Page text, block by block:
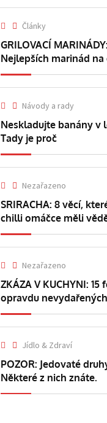
Články
GRILOVACÍ
Nejlepších marinád
Návody a rady
Neskladujte banány v
Tady je proč
Nezařazeno
SRIRACHA: 8 věcí,
chilli omáčce měli
Nezařazeno
ZKÁZA V KUCHYNI:
opravdu
Jídlo & Zdraví
POZOR: Jedovaté
Některé z nich znáte.